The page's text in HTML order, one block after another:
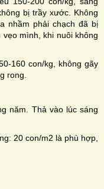
bị trầy xước. Không
nhầm phải chạch đã bị
mình, khi nuôi không
160 con/kg, không gãy
rong.
năm. Thả vào lúc sáng
20 con/m2 là phù hợp,